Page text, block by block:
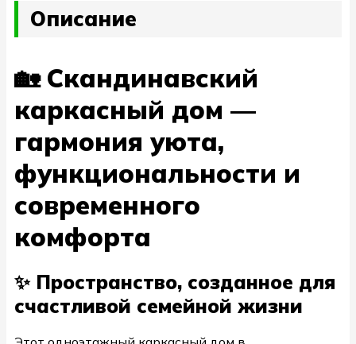
Описание
🏡 Скандинавский
каркасный дом —
гармония уюта,
функциональности и
современного
комфорта
✨ Пространство, созданное для
счастливой семейной жизни